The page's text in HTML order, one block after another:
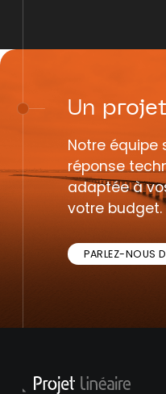
Un projet
Notre équipe
réponse
adaptée à
votre budget.
PARLEZ-NOUS